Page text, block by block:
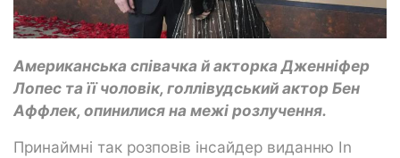
Американська співачка й акторка Дженніфер
Лопес та її чоловік, голлівудський актор Бен
Аффлек, опинилися на межі розлучення.
Принаймні так розповів інсайдер виданню In